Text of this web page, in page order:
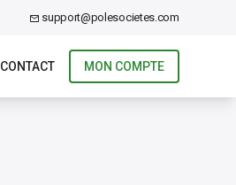
support@polesocietes.com
CONTACT MON COMPTE